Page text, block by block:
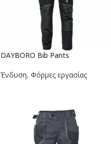
DAYBORO Bib Pants
Ένδυση, Φόρμες εργασίας